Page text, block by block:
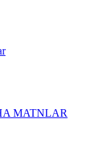
MATNLAR